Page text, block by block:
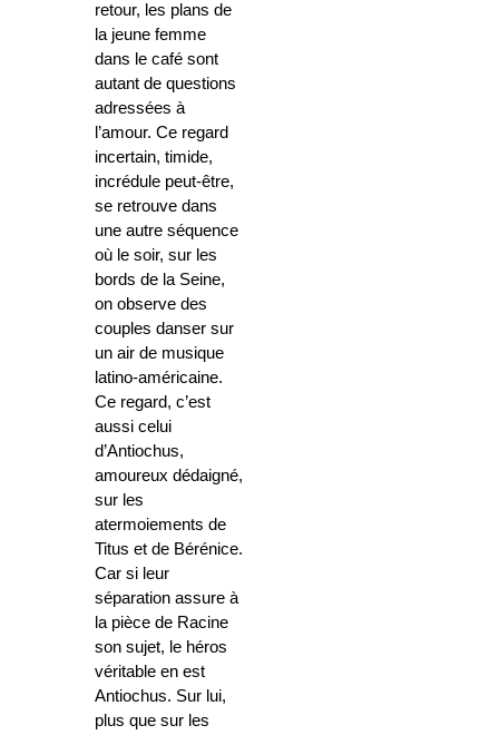
retour, les plans de
la jeune femme
dans le café sont
autant de questions
adressées à
l’amour. Ce regard
incertain, timide,
incrédule peut-être,
se retrouve dans
une autre séquence
où le soir, sur les
bords de la Seine,
on observe des
couples danser sur
un air de musique
latino-américaine.
Ce regard, c’est
aussi celui
d’Antiochus,
amoureux dédaigné,
sur les
atermoiements de
Titus et de Bérénice.
Car si leur
séparation assure à
la pièce de Racine
son sujet, le héros
véritable en est
Antiochus. Sur lui,
plus que sur les